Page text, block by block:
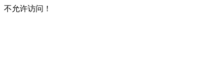
不允许访问！